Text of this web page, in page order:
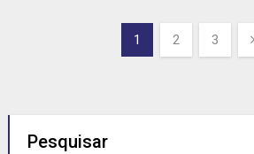
1 2 3
Pesquisar